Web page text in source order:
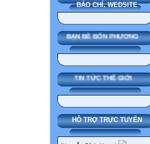
BÁO CHÍ, WEDSITE
BẠN BÈ BỐN PHƯƠNG
TIN TỨC THẾ GIỚI
HỖ TRỢ TRỰC TUYẾN